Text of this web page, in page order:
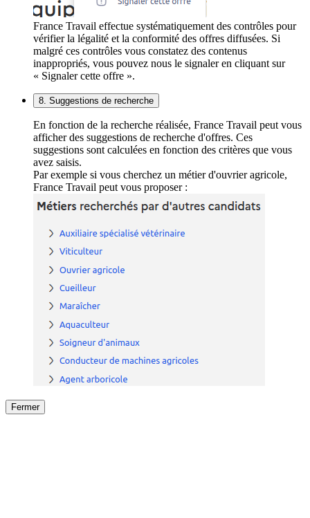
France Travail effectue systématiquement des contrôles pour
vérifier la légalité et la conformité des offres diffusées. Si
malgré ces contrôles vous constatez des contenus
inappropriés, vous pouvez nous le signaler en cliquant sur
« Signaler cette offre ».
8. Suggestions de recherche
En fonction de la recherche réalisée, France Travail peut vous
afficher des suggestions de recherche d'offres. Ces
suggestions sont calculées en fonction des critères que vous
avez saisis.
Par exemple si vous cherchez un métier d'ouvrier agricole,
France Travail peut vous proposer :
Fermer